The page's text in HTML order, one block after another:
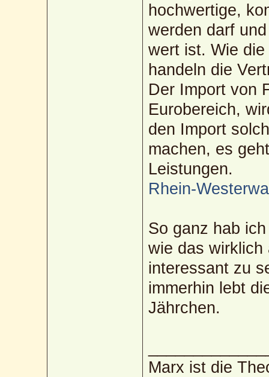
hochwertige,
werden darf
wert ist. Wie
handeln die
Der Import von
Eurobereich,
den Import
machen, es
Leistungen.
Rhein-
So ganz hab
wie das wirklich
interessant zu
immerhin lebt
Jährchen.
Marx ist die